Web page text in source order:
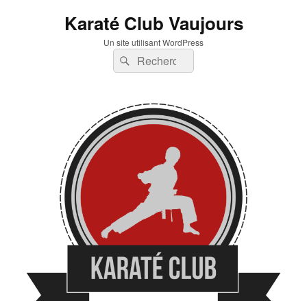
Karaté Club Vaujours
Un site utilisant WordPress
Recherche :
Rechercher